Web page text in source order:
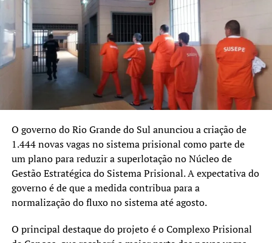
Iniciativa
A Operação Guarda na Área busca reforçar a sensação de
segurança por meio da manutenção da ordem e garantia
do cumprimento da lei. Ainda busca reforçar a presença
da GM dentro das comunidades promovendo a
aproximação da corporação com a comunidade. O
iniciativa busca estreitar a união entre a comunidade e o
Poder Público através da presença da GM.
“A Guarda na Área busca
repelir a criminalidade e
reprimir os criminosos ou
O governo doRio Grande do Sul anunciou a criação de
1.444 novas vagas no sistema prisional como parte de
um plano para reduzir a superlotação noNúcleo de
Gestão Estratégica do Sistema Prisional. A expectativa do
governo é de que a medida contribua para a
normalização do fluxo no sistema até agosto.
O principal destaque do projeto é o Complexo Prisional